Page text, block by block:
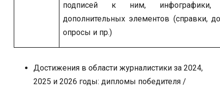
подписей к ним, инфографики,
дополнительных элементов (справки,
опросы и пр.)
Достижения в области журналистики за 2024,
2025 и 2026 годы: дипломы победителя /